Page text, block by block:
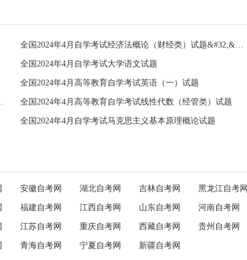
全国2024年4月自学考试经济法概论（财经类）试题&#32;&#32;
全国2024年4月自学考试大学语文试题
全国2024年4月高等教育自学考试英语（一）试题
论体系概论试题 全国2024年4月高等教育自学考试线性代数（经管类）试题
全国2024年4月自学考试马克思主义基本原理概论试题
安徽自考网 湖北自考网 吉林自考网 黑龙江自考网
福建自考网 江西自考网 山东自考网 河南自考网
江苏自考网 重庆自考网 西藏自考网 贵州自考网
青海自考网 宁夏自考网 新疆自考网